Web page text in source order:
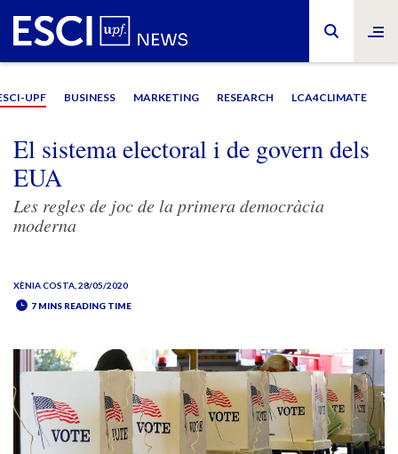
UPF BUSINESS MARKETING RESEARCH LCA4CLIMATE
El sistema electoral i de govern dels
EUA
Les regles de joc de la primera democràcia
moderna
XÈNIA COSTA , 28/05/2020
7 MINS READING TIME